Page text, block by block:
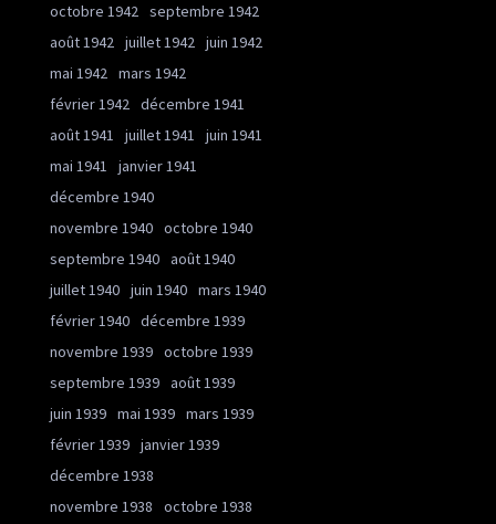
octobre 1942 septembre 1942
août 1942 juillet 1942 juin 1942
mai 1942 mars 1942
février 1942 décembre 1941
août 1941
juillet 1941
juin 1941
mai 1941
janvier 1941
décembre 1940
novembre 1940 octobre 1940
septembre 1940 août 1940
juillet 1940 juin 1940 mars 1940
février 1940 décembre 1939
novembre 1939 octobre 1939
septembre 1939 août 1939
juin 1939 mai 1939 mars 1939
février 1939 janvier 1939
décembre 1938
novembre 1938
octobre 1938